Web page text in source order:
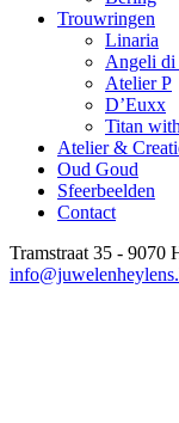
Trouwringen
Linaria
Angeli di
Atelier P
D’Euxx
Titan
Atelier &
Oud Goud
Sfeerbeelden
Contact
Tramstraat 35 -